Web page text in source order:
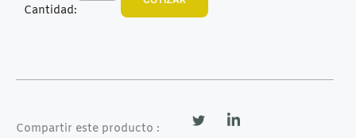
Cantidad:
Compartir este producto :